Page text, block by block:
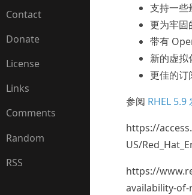
Contact
Donate
License
Links
Comments
Random
RSS
支持一些
更为牢
带有
新的虚
更佳的订
参阅 RHEL 5.9
https://
US/
https://
availability-